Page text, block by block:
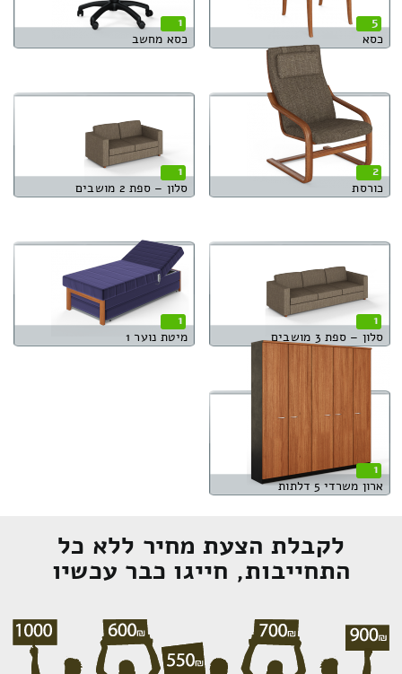
5
כסא
1
כסא מחשב
2
כורסת
1
סלון – ספת 2 מושבים
1
סלון – ספת 3 מושבים
1
מיטת נוער 1
1
ארון משרדי 5 דלתות
לקבלת הצעת מחיר ללא כל
התחייבות, חייגו כבר עכשיו